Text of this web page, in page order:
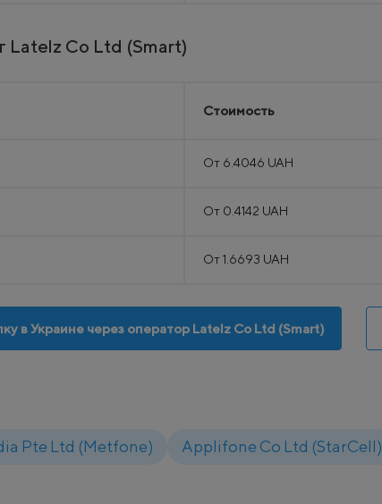
Latelz Co Ltd (Smart)
Стоимость
От 6.4046 UAH
От 0.4142 UAH
От 1.6693 UAH
в Украине через оператор Latelz Co Ltd (Smart)
Pte Ltd (Metfone) Applifone Co Ltd (StarCell)